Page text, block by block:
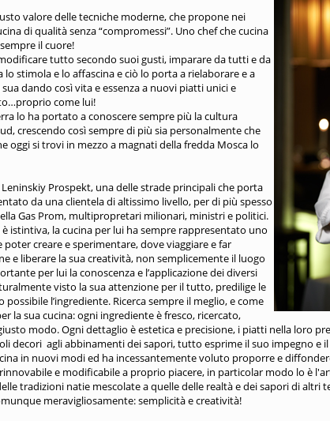
valore delle tecniche moderne, che propone nei
di qualità senza “compromessi”. Uno chef che cucina
il cuore!
tutto secondo suoi gusti, imparare da tutti e da
stimola e lo affascina e ciò lo porta a rielaborare e a
dando così vita e essenza a nuovi piatti unici e
come lui!
lo ha portato a conoscere sempre più la cultura
crescendo così sempre di più sia personalmente che
oggi si trovi in mezzo a magnati della fredda Mosca lo
Leninskiy Prospekt, una delle strade principali che porta
da una clientela di altissimo livello, per di più spesso
Gas Prom, multipropretari milionari, ministri e politici.
è istintiva, la cucina per lui ha sempre rappresentato uno
poter creare e sperimentare, dove viaggiare e far
e liberare la sua creatività, non semplicemente il luogo
per lui la conoscenza e l’applicazione dei diversi
visto la sua attenzione per il tutto, predilige le
l’ingrediente. Ricerca sempre il meglio, e come
la sua cucina: ogni ingrediente è fresco, ricercato,
modo. Ogni dettaglio è estetica e precisione, i piatti nella loro
decori agli abbinamenti dei sapori, tutto esprime il suo impegno e
in nuovi modi ed ha incessantemente voluto proporre e
e modificabile a proprio piacere, in particolar modo lo è
tradizioni natie mescolate a quelle delle realtà e dei sapori di altri
meravigliosamente: semplicità e creatività!